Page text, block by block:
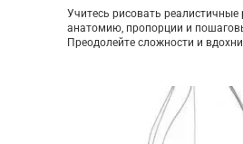
Учитесь рисовать реалистичные
анатомию, пропорции и
Преодолейте сложности и